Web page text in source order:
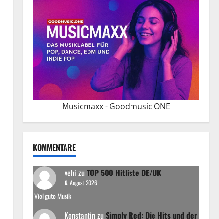
Musicmaxx - Goodmusic ONE
KOMMENTARE
vehi zu TOP 500 Hitliste DE/UK
6. August 2026
Viel gute Musik
Konstantinzu Simply Red: Die Hits und der